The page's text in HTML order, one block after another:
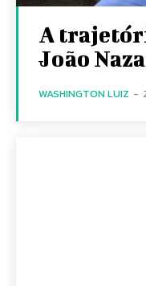
A
João
WASHINGTON LUIZ -